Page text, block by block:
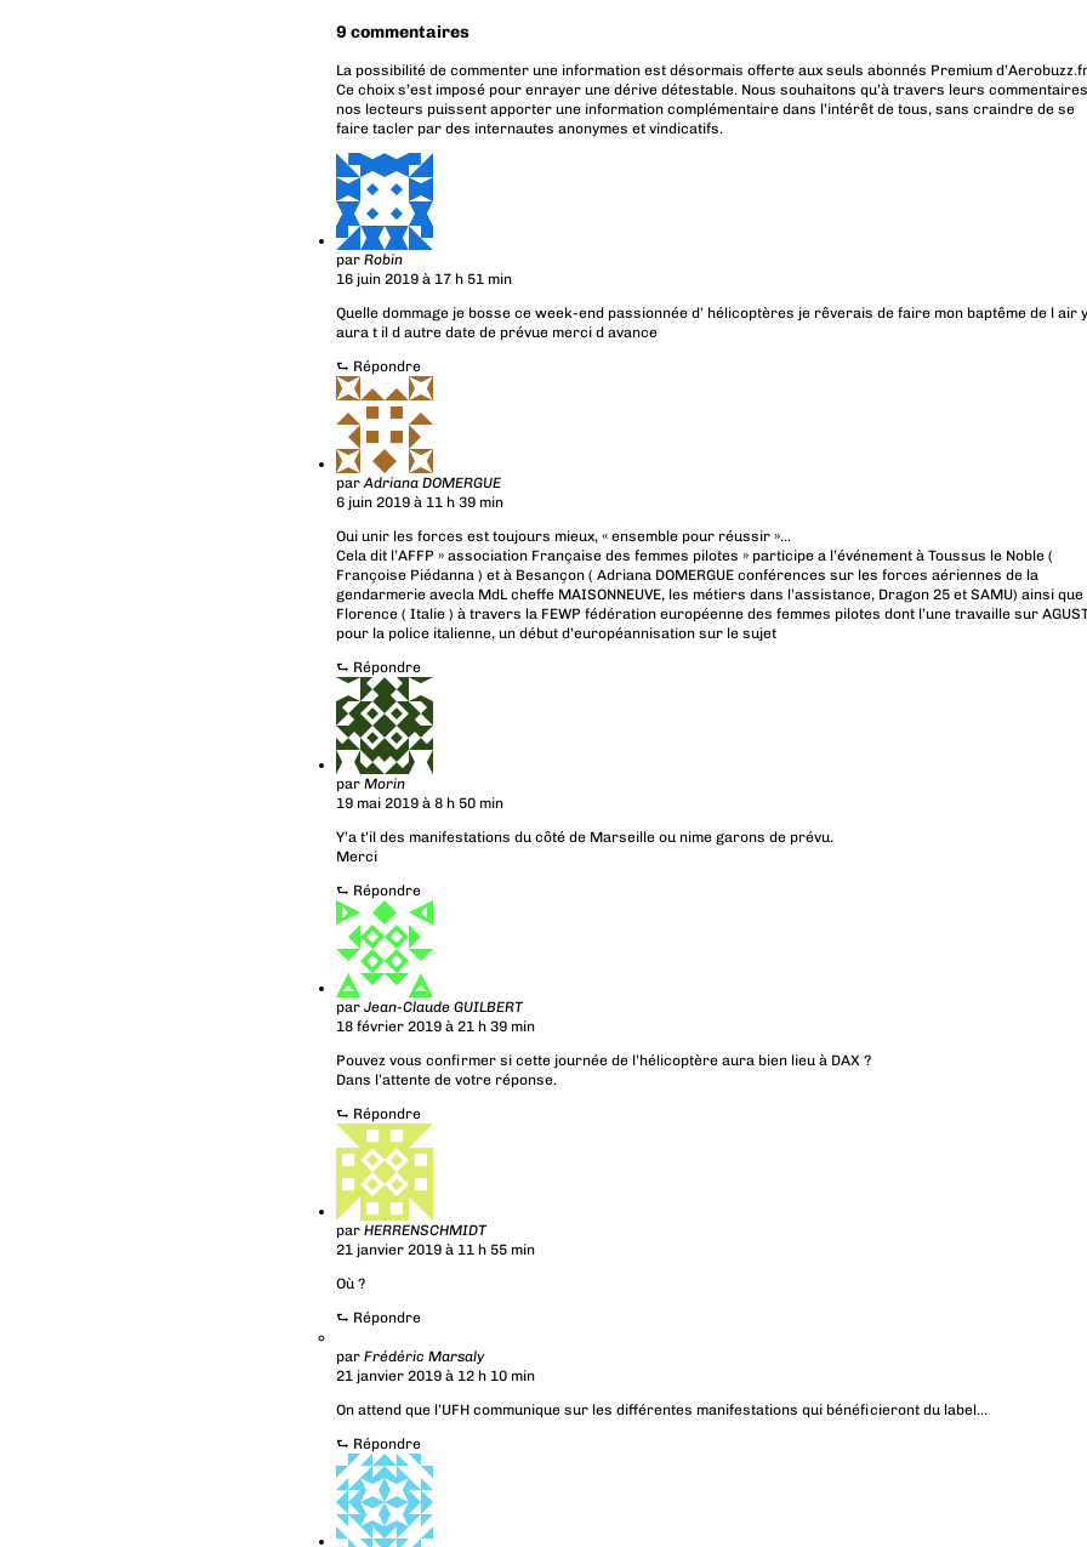
9 commentaires
La possibilité de commenter une information est désormais offerte aux seuls abonnés Premium
Ce choix s’est imposé pour enrayer une dérive détestable. Nous souhaitons qu’à travers leurs
nos lecteurs puissent apporter une information complémentaire dans l’intérêt de tous, sans craindre de se
faire tacler par des internautes anonymes et vindicatifs.
par Robin
16 juin 2019 à 17 h 51 min
Quelle dommage je bosse ce week-end passionnée d’ hélicoptères je rêverais de faire mon baptême de l air y
aura t il d autre date de prévue merci d avance
⮑ Répondre
parAdriana DOMERGUE
6 juin 2019 à 11 h 39 min
Oui unir les forces est toujours mieux, « ensemble pour réussir »…
Cela dit l’AFFP » association Française des femmes pilotes » participe a l’événement à Toussus le Noble (
Françoise Piédanna ) et à Besançon ( Adriana DOMERGUE conférences sur les forces aériennes de la
gendarmerie avecla MdL cheffe MAISONNEUVE, les métiers dans l’assistance, Dragon 25 et SAMU) ainsi que
Florence ( Italie ) à travers la FEWP fédération européenne des femmes pilotes dont l’une travaille sur
pour la police italienne, un début d’européannisation sur le sujet
⮑ Répondre
par Morin
19 mai 2019 à 8 h 50 min
Y’a t’il des manifestations du côté de Marseille ou nime garons de prévu.
Merci
⮑ Répondre
par Jean-Claude GUILBERT
18 février 2019 à 21 h 39 min
Pouvez vous confirmer si cette journée de l’hélicoptère aura bien lieu à DAX ?
Dans l’attente de votre réponse.
⮑ Répondre
par HERRENSCHMIDT
21 janvier 2019 à 11 h 55 min
Où ?
⮑ Répondre
par Frédéric Marsaly
21 janvier 2019 à 12 h 10 min
On attend que l’UFH communique sur les différentes manifestations qui bénéficieront du label…
⮑ Répondre